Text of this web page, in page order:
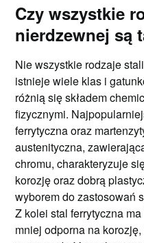
Czy wszystkie
nierdzewnej są
Nie wszystkie rodzaje
istnieje wiele klas i
różnią się składem
fizycznymi.
ferrytyczna oraz
austenityczna,
chromu, charakteryzuje
korozję oraz dobrą
wyborem do zastosowań
Z kolei stal ferrytyczna
mniej odporna na